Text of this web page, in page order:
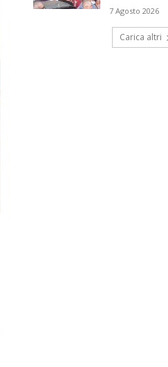
7 Agosto 2026
Carica altri